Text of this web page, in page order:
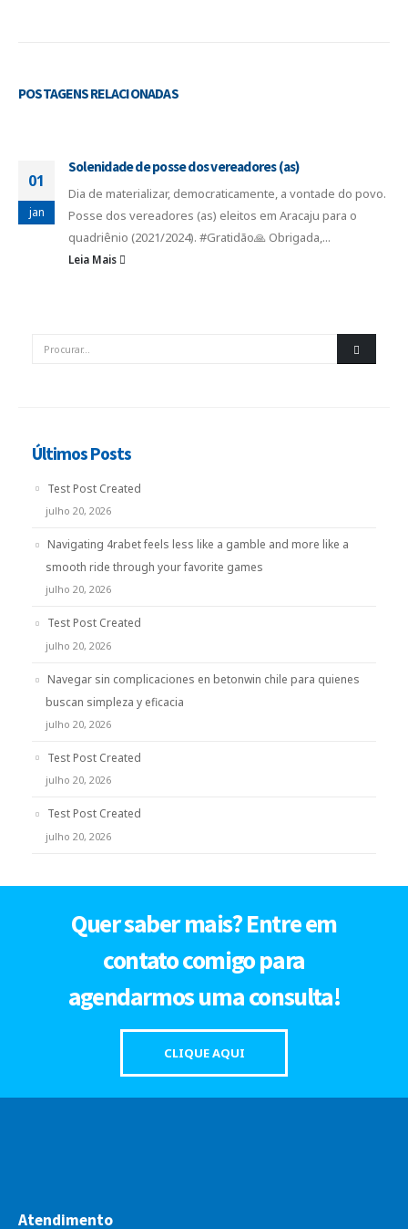
POSTAGENSRELACIONADAS
01
jan
Solenidade de posse dos vereadores (as)
Dia de materializar, democraticamente, a vontade do povo.
Posse dos vereadores (as) eleitos em Aracaju para o
quadriênio (2021/2024). #Gratidão🙏 Obrigada,...
Leia Mais
Últimos Posts
Test Post Created
julho 20, 2026
Navigating 4rabet feels less like a gamble and more like a
smooth ride through your favorite games
julho 20, 2026
Test Post Created
julho 20, 2026
Navegar sin complicaciones en betonwin chile para quienes
buscan simpleza y eficacia
julho 20, 2026
Test Post Created
julho 20, 2026
Test Post Created
julho 20, 2026
Quer saber mais? Entre em
contato comigo para
agendarmos uma consulta!
CLIQUE AQUI
Atendimento